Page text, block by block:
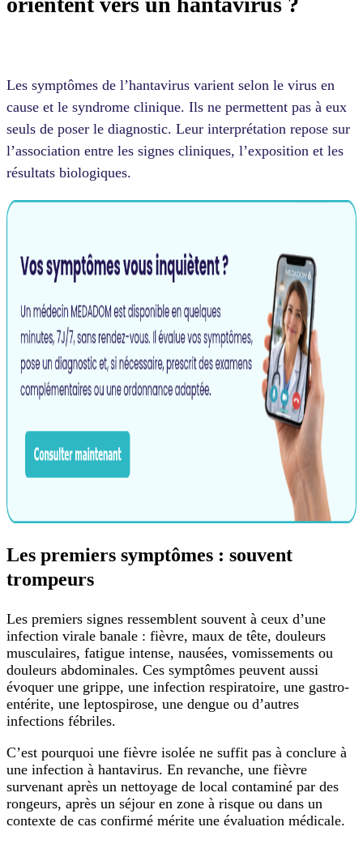
Les symptômes de l’hantavirus varient selon le virus en
cause et le syndrome clinique. Ils ne permettent pas à eux
seuls de poser le diagnostic. Leur interprétation repose sur
l’association entre les signes cliniques, l’exposition et les
résultats biologiques.
Les premiers symptômes : souvent
trompeurs
Les premiers signes ressemblent souvent à ceux d’une
infection virale banale : fièvre, maux de tête, douleurs
musculaires, fatigue intense, nausées, vomissements ou
douleurs abdominales. Ces symptômes peuvent aussi
évoquer une grippe, une infection respiratoire, une gastro-
entérite, une leptospirose, une dengue ou d’autres
infections fébriles.
C’est pourquoi une fièvre isolée ne suffit pas à conclure à
une infection à hantavirus. En revanche, une fièvre
survenant après un nettoyage de local contaminé par des
rongeurs, après un séjour en zone à risque ou dans un
contexte de cas confirmé mérite une évaluation médicale.